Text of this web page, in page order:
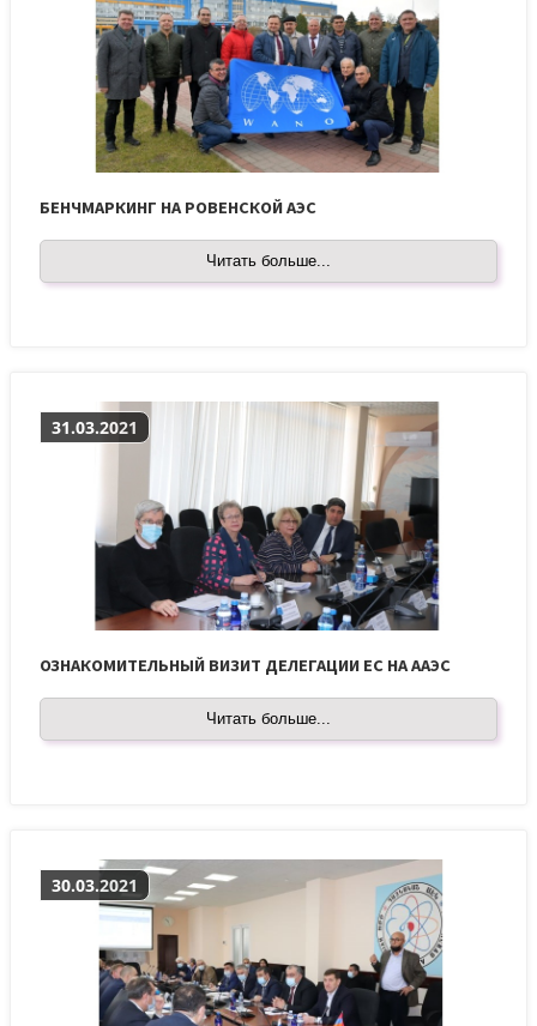
БЕНЧМАРКИНГ НА РОВЕНСКОЙ АЭС
Читать больше...
31.03.2021
ОЗНАКОМИТЕЛЬНЫЙ ВИЗИТ ДЕЛЕГАЦИИ ЕС НА ААЭС
Читать больше...
30.03.2021